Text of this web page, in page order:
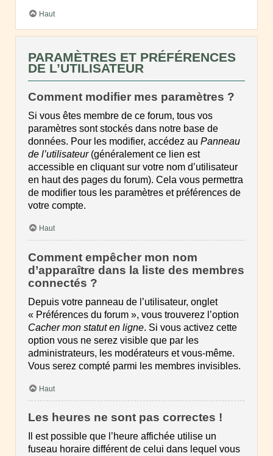
Haut
PARAMÈTRES ET PRÉFÉRENCES
DE L’UTILISATEUR
Comment modifier mes paramètres ?
Si vous êtes membre de ce forum, tous vos
paramètres sont stockés dans notre base de
données. Pour les modifier, accédez au Panneau
de l’utilisateur(généralement ce lien est
accessible en cliquant sur votre nom d’utilisateur
en haut des pages du forum). Cela vous permettra
de modifier tous les paramètres et préférences de
votre compte.
Haut
Comment empêcher mon nom
d’apparaître dans la liste des membres
connectés ?
Depuis votre panneau de l’utilisateur, onglet
« Préférences du forum », vous trouverez l’option
Cacher mon statut en ligne. Si vous activez cette
option vous ne serez visible que par les
administrateurs, les modérateurs et vous-même.
Vous serez compté parmi les membres invisibles.
Haut
Les heures ne sont pas correctes !
Il est possible que l’heure affichée utilise un
fuseau horaire différent de celui dans lequel vous